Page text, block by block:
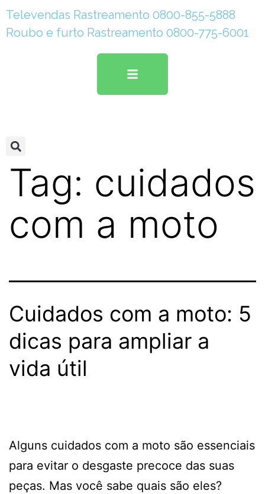
Televendas Rastreamento 0800-855-5888
Roubo e furto Rastreamento 0800-775-6001
Tag: cuidados
com a moto
Cuidados com a moto: 5
dicas para ampliar a
vida útil
Alguns cuidados com a moto são essenciais
para evitar o desgaste precoce das suas
peças. Mas você sabe quais são eles?